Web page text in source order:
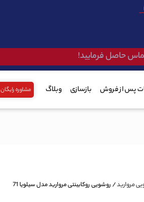
تماس حاصل فرمایید!
پس از فروش بازسازی وبلاگ مشاوره رایگان
مروارید/ روشویی روکابینتی مروارید مدل سیلویا 71